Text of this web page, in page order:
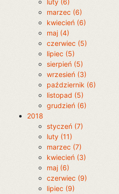
luty (6)
marzec (6)
kwiecień (6)
maj (4)
czerwiec (5)
lipiec (5)
sierpień (5)
wrzesień (3)
październik (6)
listopad (5)
grudzień (6)
2018
styczeń (7)
luty (11)
marzec (7)
kwiecień (3)
maj (6)
czerwiec (9)
lipiec (9)